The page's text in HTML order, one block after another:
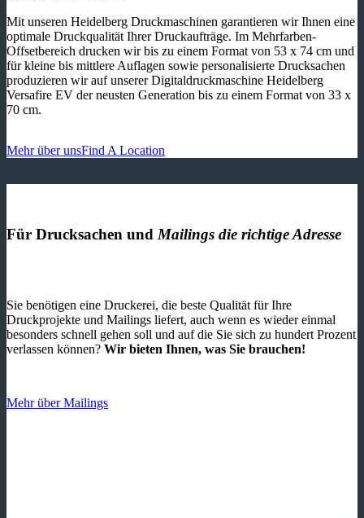
Mit unseren Heidelberg Druckmaschinen garantieren wir Ihnen eine
optimale Druckqualität Ihrer Druckaufträge. Im Mehrfarben-
Offsetbereich drucken wir bis zu einem Format von 53 x 74 cm und
für kleine bis mittlere Auflagen sowie personalisierte Drucksachen
produzieren wir auf unserer Digitaldruckmaschine Heidelberg
Versafire EV der neusten Generation bis zu einem Format von 33 x
70 cm.
Mehr über unsFind A Location
Für Drucksachen und Mailings die richtige Adresse
Sie benötigen eine Druckerei, die beste ­Qualität für Ihre
Druckprojekte und Mailings liefert, auch wenn es wieder einmal
besonders schnell gehen soll und auf die Sie sich zu hundert Prozent
verlassen können? Wir bieten Ihnen, was Sie brauchen!
Mehr über Mailings